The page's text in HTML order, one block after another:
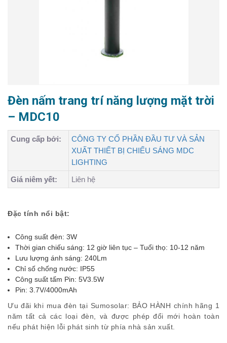
Đèn nấm trang trí năng lượng mặt trời
– MDC10
Cung cấp bởi:
CÔNG TY CỔ PHẦN ĐẦU TƯ VÀ SẢN
XUẤT THIẾT BỊ CHIẾU SÁNG MDC
LIGHTING
Giá niêm yết:
Liên hệ
Đặc tính nổi bật:
Công suất đèn: 3W
Thời gian chiếu sáng: 12 giờ liên tục – Tuổi thọ: 10-12 năm
Lưu lượng ánh sáng: 240Lm
Chỉ số chống nước: IP55
Công suất tấm Pin: 5V3.5W
Pin: 3.7V/4000mAh
Ưu đãi khi mua đèn tại Sumosolar: BẢO HÀNH chính hãng 1
năm tất cả các loại đèn, và được phép đổi mới hoàn toàn
nếu phát hiện lỗi phát sinh từ phía nhà sản xuất.